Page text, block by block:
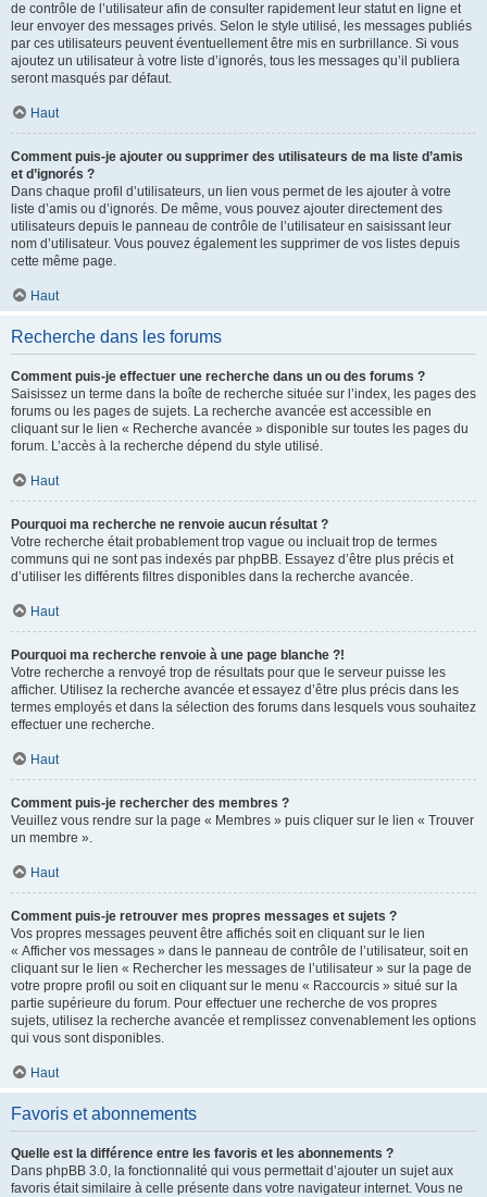
de contrôle de l’utilisateur afin de consulter rapidement leur statut en ligne et
leur envoyer des messages privés. Selon le style utilisé, les messages publiés
par ces utilisateurs peuvent éventuellement être mis en surbrillance. Si vous
ajoutez un utilisateur à votre liste d’ignorés, tous les messages qu’il publiera
seront masqués par défaut.
Haut
Comment puis-je ajouter ou supprimer des utilisateurs de ma liste d’amis
et d’ignorés ?
Dans chaque profil d’utilisateurs, un lien vous permet de les ajouter à votre
liste d’amis ou d’ignorés. De même, vous pouvez ajouter directement des
utilisateurs depuis le panneau de contrôle de l’utilisateur en saisissant leur
nom d’utilisateur. Vous pouvez également les supprimer de vos listes depuis
cette même page.
Haut
Recherche dans les forums
Comment puis-je effectuer une recherche dans un ou des forums ?
Saisissez un terme dans la boîte de recherche située sur l’index, les pages des
forums ou les pages de sujets. La recherche avancée est accessible en
cliquant sur le lien « Recherche avancée » disponible sur toutes les pages du
forum. L’accès à la recherche dépend du style utilisé.
Haut
Pourquoi ma recherche ne renvoie aucun résultat ?
Votre recherche était probablement trop vague ou incluait trop de termes
communs qui ne sont pas indexés par phpBB. Essayez d’être plus précis et
d’utiliser les différents filtres disponibles dans la recherche avancée.
Haut
Pourquoi ma recherche renvoie à une page blanche ?!
Votre recherche a renvoyé trop de résultats pour que le serveur puisse les
afficher. Utilisez la recherche avancée et essayez d’être plus précis dans les
termes employés et dans la sélection des forums dans lesquels vous souhaitez
effectuer une recherche.
Haut
Comment puis-je rechercher des membres ?
Veuillez vous rendre sur la page « Membres » puis cliquer sur le lien « Trouver
un membre ».
Haut
Comment puis-je retrouver mes propres messages et sujets ?
Vos propres messages peuvent être affichés soit en cliquant sur le lien
« Afficher vos messages » dans le panneau de contrôle de l’utilisateur, soit en
cliquant sur le lien « Rechercher les messages de l’utilisateur » sur la page de
votre propre profil ou soit en cliquant sur le menu « Raccourcis » situé sur la
partie supérieure du forum. Pour effectuer une recherche de vos propres
sujets, utilisez la recherche avancée et remplissez convenablement les options
qui vous sont disponibles.
Haut
Favoris et abonnements
Quelle est la différence entre les favoris et les abonnements ?
Dans phpBB 3.0, la fonctionnalité qui vous permettait d’ajouter un sujet aux
favoris était similaire à celle présente dans votre navigateur internet. Vous ne